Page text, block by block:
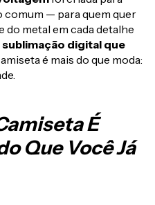
comum — para quem quer
do metal em cada detalhe
digital que
é mais do que moda:
É
Que Você Já